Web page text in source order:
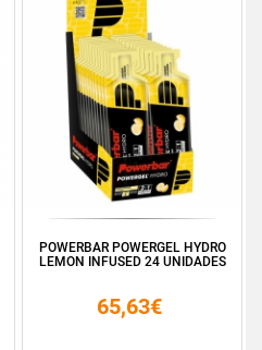
POWERBAR POWERGEL HYDRO
LEMON INFUSED 24 UNIDADES
65,63€